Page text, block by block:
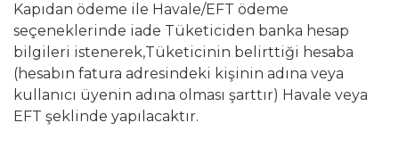
Kapıdan ödeme ile Havale/EFT ödeme
seçeneklerinde iade Tüketiciden banka hesap
bilgileri istenerek,Tüketicinin belirttiği hesaba
(hesabın fatura adresindeki kişinin adına veya
kullanıcı üyenin adına olması şarttır) Havale veya
EFT şeklinde yapılacaktır.